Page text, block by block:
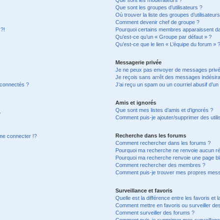
?
connecter !?
Que sont les groupes d’utilisateurs ?
Où trouver la liste des groupes
Comment devenir chef de groupe ?
Pourquoi certains membres apparaissent
Qu’est-ce qu’un « Groupe par défaut » ?
Qu’est-ce que le lien « L’équipe du forum »
Messagerie privée
Je ne peux pas envoyer de messages
Je reçois sans arrêt des messages
J’ai reçu un spam ou un courriel abusif
Amis et ignorés
Que sont mes listes d’amis et d’ignorés ?
Comment puis-je ajouter/supprimer des
Recherche dans les forums
Comment rechercher dans les forums ?
Pourquoi ma recherche ne renvoie aucun
Pourquoi ma recherche renvoie une page
Comment rechercher des membres ?
Comment puis-je trouver mes propres
Surveillance et favoris
Quelle est la différence entre les favoris et
Comment mettre en favoris ou surveiller
Comment surveiller des forums ?